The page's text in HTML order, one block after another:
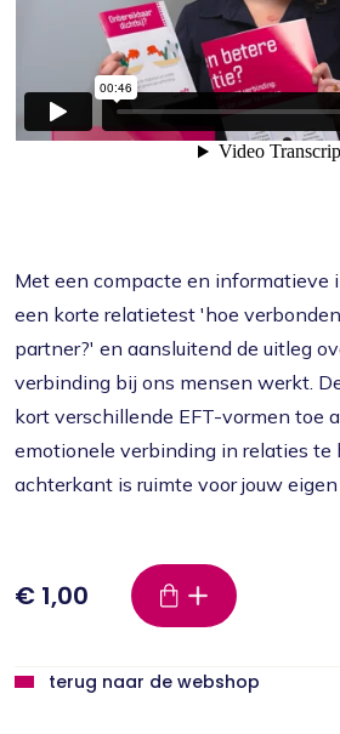
Met een compacte en informatieve
een korte relatietest 'hoe
partner?' en aansluitend de uitleg
verbinding bij ons mensen werkt.
kort verschillende EFT-vormen toe
emotionele verbinding in relaties te
achterkant is ruimte voor jouw
€ 1,00
terug naar de webshop